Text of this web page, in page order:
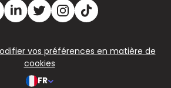
vos préférences en matière de
cookies
FR